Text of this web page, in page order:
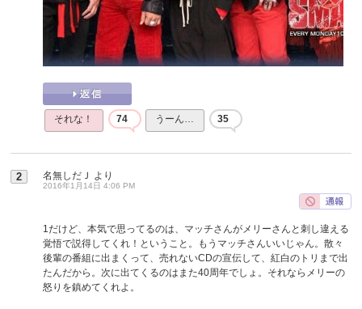
それな！ 74 うーん… 35
2 名無しだＪ より
2016年1月14日 4:06 PM
1だけど、本気で思ってるのは、マッチさんがメリーさんと刺し違える
覚悟で説得してくれ！ということ。もうマッチさんいいじゃん。散々
後輩の番組に出まくって、売れないCDの宣伝して、紅白のトリまで出
たんだから。次に出てくるのはまた40周年でしょ。それならメリーの
怒りを鎮めてくれよ。